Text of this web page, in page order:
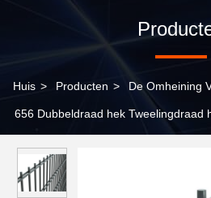
Huis > Producten > De Omheining
656 Dubbeldraad hek Tweelingdraad